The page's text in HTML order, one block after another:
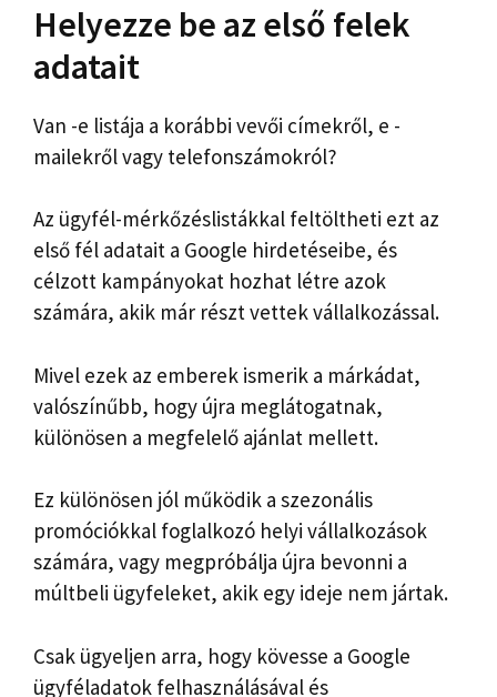
Helyezze be az első felek
adatait
Van -e listája a korábbi vevői címekről, e -
mailekről vagy telefonszámokról?
Az ügyfél-mérkőzéslistákkal feltöltheti ezt az
első fél adatait a Google hirdetéseibe, és
célzott kampányokat hozhat létre azok
számára, akik már részt vettek vállalkozással.
Mivel ezek az emberek ismerik a márkádat,
valószínűbb, hogy újra meglátogatnak,
különösen a megfelelő ajánlat mellett.
Ez különösen jól működik a szezonális
promóciókkal foglalkozó helyi vállalkozások
számára, vagy megpróbálja újra bevonni a
múltbeli ügyfeleket, akik egy ideje nem jártak.
Csak ügyeljen arra, hogy kövesse a Google
ügyféladatok felhasználásával és